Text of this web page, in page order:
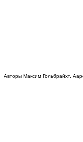
Авторы Максим Гольбрайхт,